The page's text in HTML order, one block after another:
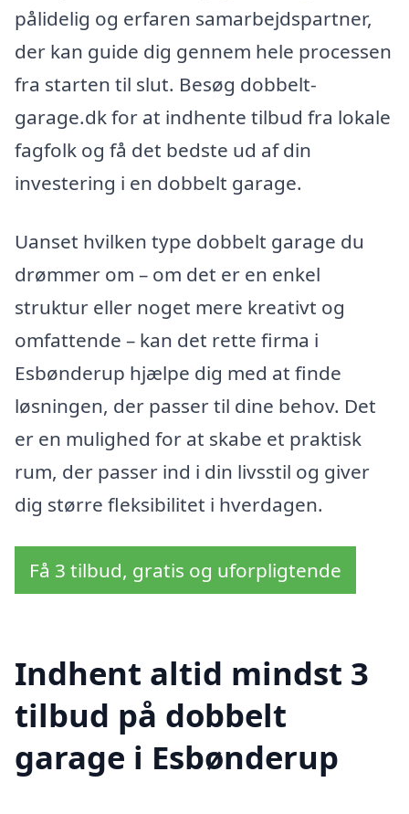
pålidelig og erfaren samarbejdspartner,
der kan guide dig gennem hele processen
fra starten til slut. Besøg dobbelt-
garage.dk for at indhente tilbud fra lokale
fagfolk og få det bedste ud af din
investering i en dobbelt garage.
Uanset hvilken type dobbelt garage du
drømmer om – om det er en enkel
struktur eller noget mere kreativt og
omfattende – kan det rette firma i
Esbønderup hjælpe dig med at finde
løsningen, der passer til dine behov. Det
er en mulighed for at skabe et praktisk
rum, der passer ind i din livsstil og giver
dig større fleksibilitet i hverdagen.
Få 3 tilbud, gratis og uforpligtende
Indhent altid mindst 3
tilbud på dobbelt
garage i Esbønderup